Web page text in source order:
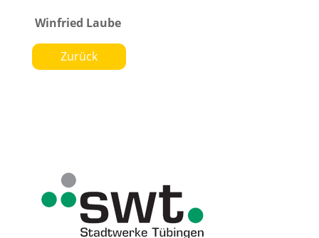
Winfried Laube
Zurück